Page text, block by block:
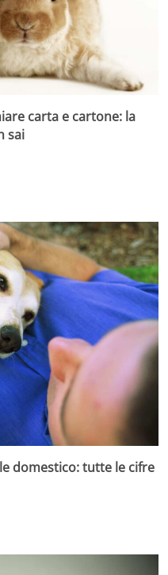
carta e cartone: la
sai
domestico: tutte le cifre